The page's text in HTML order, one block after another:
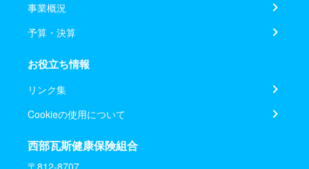
事業概況
予算・決算
お役立ち情報
リンク集
Cookieの使用について
西部瓦斯健康保険組合
〒812-8707